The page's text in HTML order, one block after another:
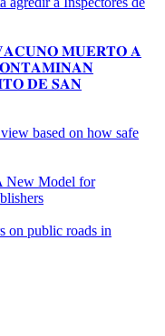
𝐌𝐔𝐄𝐑𝐓𝐎 𝐀
𝐃𝐄 𝐒𝐀𝐍
based on how safe
New Model for
on public roads in